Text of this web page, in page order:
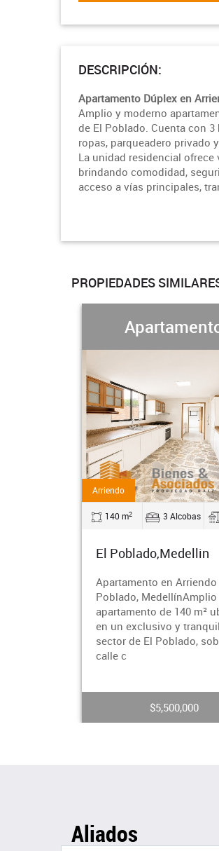
DESCRIPCIÓN:
Apartamento Dúplex en
Amplio y moderno
de El Poblado. Cuenta con
ropas, parqueadero privado
La unidad residencial
brindando comodidad,
acceso a vías principales,
PROPIEDADES
3.0 Baños
en Arriendo – El
de 140 m² ubicado
El Poblado, sobre una
Arriendo
220 m
El
en uno
de El
Aliados